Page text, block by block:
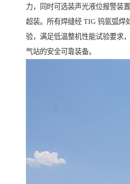
力，同时可选装声光液位报警装
超装。所有焊缝经 TIG 钨氩弧焊
验，满足低温整机性能试验要求
气站的安全可靠装备。